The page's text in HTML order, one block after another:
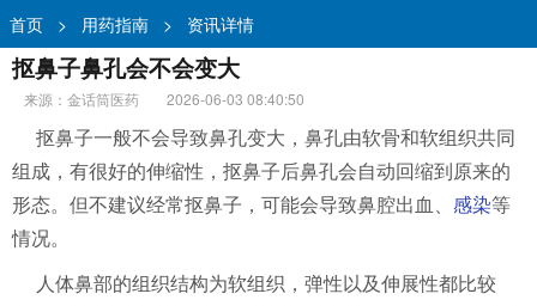
首页 > 用药指南 > 资讯详情
抠鼻子鼻孔会不会变大
来源：金话筒医药
2026-06-03 08:40:50
抠鼻子一般不会导致鼻孔变大，鼻孔由软骨和软组织共同
组成，有很好的伸缩性，抠鼻子后鼻孔会自动回缩到原来的
形态。但不建议经常抠鼻子，可能会导致鼻腔出血、 感染等
情况。
人体鼻部的组织结构为软组织，弹性以及伸展性都比较